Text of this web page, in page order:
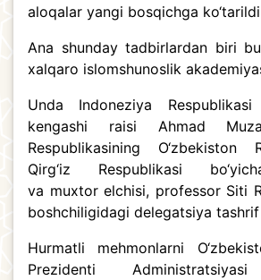
aloqalar yangi bosqichga
Ana shunday tadbirlardan biri
xalqaro islomshunoslik
Unda Indoneziya
kengashi raisi Ahmad
Respublikasining O‘zbekiston
Qirg‘iz Respublikasi
va muxtor elchisi, professor Siti
boshchiligidagi delegatsiya
Hurmatli mehmonlarni
Prezidenti Administratsiyasi